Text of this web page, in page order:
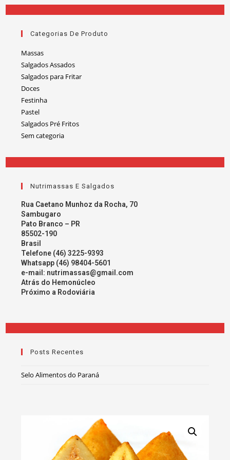
Categorias De Produto
Massas
Salgados Assados
Salgados para Fritar
Doces
Festinha
Pastel
Salgados Pré Fritos
Sem categoria
Nutrimassas E Salgados
Rua Caetano Munhoz da Rocha, 70
Sambugaro
Pato Branco – PR
85502-190
Brasil
Telefone (46) 3225-9393
Whatsapp (46) 98404-5601
e-mail: nutrimassas@gmail.com
Atrás do Hemonúcleo
Próximo a Rodoviária
Posts Recentes
Selo Alimentos do Paraná